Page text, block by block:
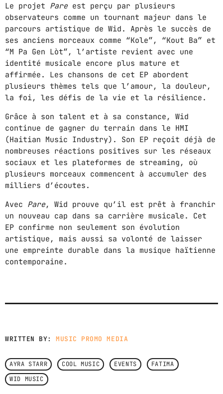
12:00 PM - 3:00 PM
MUSIC DÉDICAS
3:00 PM - 8:00 PM
MUSIC CHART
1 GWOG MWEN
KHASH
2 TELEPHONE
BAMBY & GENEZIO
GIMS - MONICA
FULL TRACKLIST
Le projet Pare est perçu par plusieurs
observateurs comme un tournant majeur dans le
parcours artistique de Wid. Après le succès de
ses anciens morceaux comme “Kole”, “Kout Ba” et
“M Pa Gen Lòt”, l’artiste revient avec une
identité musicale encore plus mature et
affirmée. Les chansons de cet EP abordent
plusieurs thèmes tels que l’amour, la douleur,
la foi, les défis de la vie et la résilience.
Grâce à son talent et à sa constance, Wid
continue de gagner du terrain dans le HMI
(Haitian Music Industry). Son EP reçoit déjà de
nombreuses réactions positives sur les réseaux
sociaux et les plateformes de streaming, où
plusieurs morceaux commencent à accumuler des
milliers d’écoutes.
Avec Pare, Wid prouve qu’il est prêt à franchir
un nouveau cap dans sa carrière musicale. Cet
EP confirme non seulement son évolution
artistique, mais aussi sa volonté de laisser
une empreinte durable dans la musique haïtienne
contemporaine.
WRITTEN BY:MUSIC PROMO MEDIA
AYRA STARR COOL MUSIC EVENTS
FATIMA
WID MUSIC